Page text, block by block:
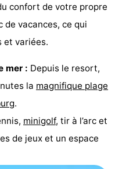
confort de votre propre
de vacances, ce qui
et variées.
mer : Depuis le resort,
la magnifique plage
.
minigolf, tir à l’arc et
de jeux et un espace